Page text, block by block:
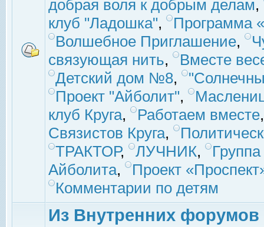
добрая воля к добрым делам,
клуб "Ладошка",
Программа
Волшебное Приглашение,
связующая нить,
Вместе
Детский дом №8,
Проект "Айболит",
клуб Круга, Работаем вместе
Связистов Круга,
ТРАКТОР, ЛУЧНИК,
Айболита,
Проект
Комментарии по детям
Из Внутренних форумов